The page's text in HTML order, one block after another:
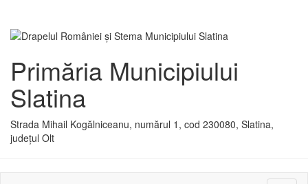
Primăria Municipiului
Slatina
Strada Mihail Kogălniceanu, numărul 1, cod 230080, Slatina,
județul Olt